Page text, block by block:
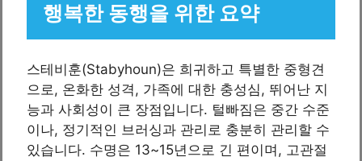
행복한 동행을 위한 요약
스테비훈(Stabyhoun)은 희귀하고 특별한 중형견
으로, 온화한 성격, 가족에 대한 충성심, 뛰어난 지
능과 사회성이 큰 장점입니다. 털빠짐은 중간 수준
이나, 정기적인 브러싱과 관리로 충분히 관리할 수
있습니다. 수명은 13~15년으로 긴 편이며, 고관절